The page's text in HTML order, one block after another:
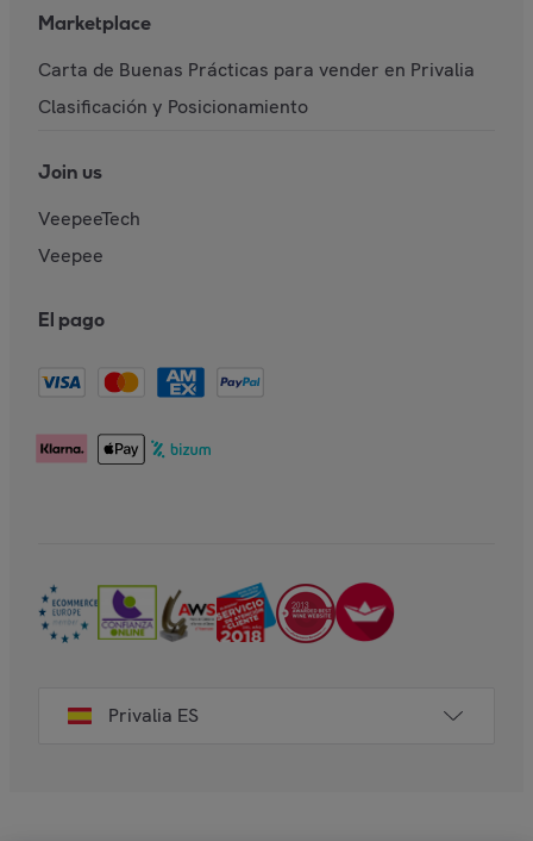
Marketplace
Carta de Buenas Prácticas para vender en Privalia
Clasificación y Posicionamiento
Join us
VeepeeTech
Veepee
El pago
Privalia ES